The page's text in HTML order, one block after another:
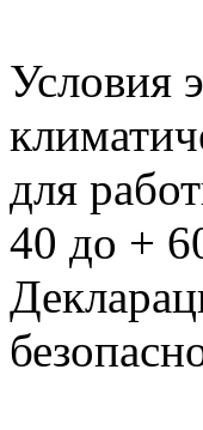
Условия
для
40 до +